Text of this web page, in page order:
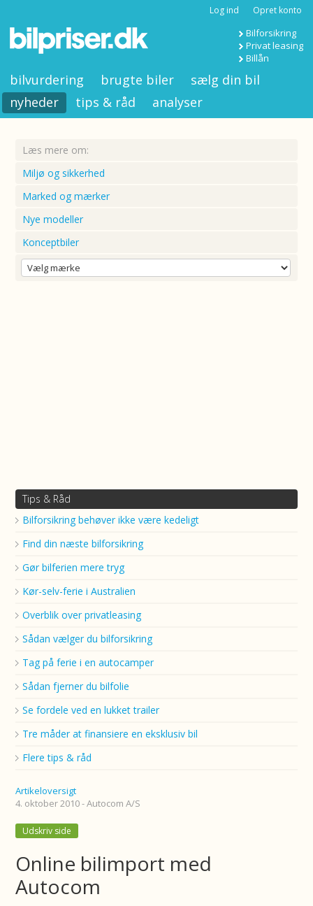
Log ind Opret konto
Bilforsikring
Privat leasing
Billån
bilvurdering brugte biler
sælg din bil
nyheder
tips & råd analyser
Læs mere om:
Miljø og sikkerhed
Marked og mærker
Nye modeller
Konceptbiler
Tips & Råd
Bilforsikring behøver ikke være kedeligt
Find din næste bilforsikring
Gør bilferien mere tryg
Kør-selv-ferie i Australien
Overblik over privatleasing
Sådan vælger du bilforsikring
Tag på ferie i en autocamper
Sådan fjerner du bilfolie
Se fordele ved en lukket trailer
Tre måder at finansiere en eksklusiv bil
Flere tips & råd
Artikeloversigt
4. oktober 2010 - Autocom A/S
Udskriv side
Online bilimport med
Autocom